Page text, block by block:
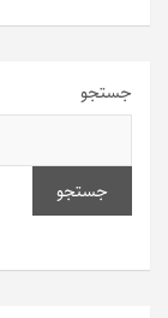
جستجو
جستجو